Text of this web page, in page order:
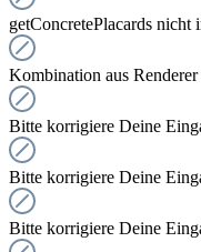
getConcretePlacards nicht
Kombination aus
Bitte korrigiere Deine
Bitte korrigiere Deine
Bitte korrigiere Deine